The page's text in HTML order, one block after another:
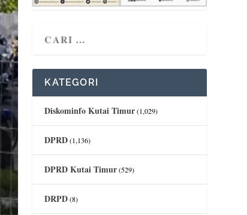
KATEGORI
Diskominfo Kutai Timur(1,029)
DPRD(1,136)
DPRD Kutai Timur(529)
DRPD(8)